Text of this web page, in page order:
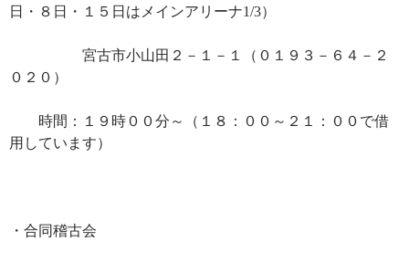
日・８日・１５日はメインアリーナ1/3）
宮古市小山田２－１－１（０１９３－６４－２
０２０）
時間：１９時００分～（１８：００～２１：００で借
用しています）
・合同稽古会